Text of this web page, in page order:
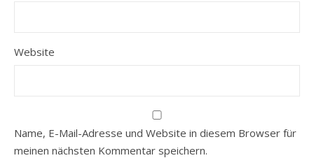
Website
Name, E-Mail-Adresse und Website in diesem Browser für
meinen nächsten Kommentar speichern.